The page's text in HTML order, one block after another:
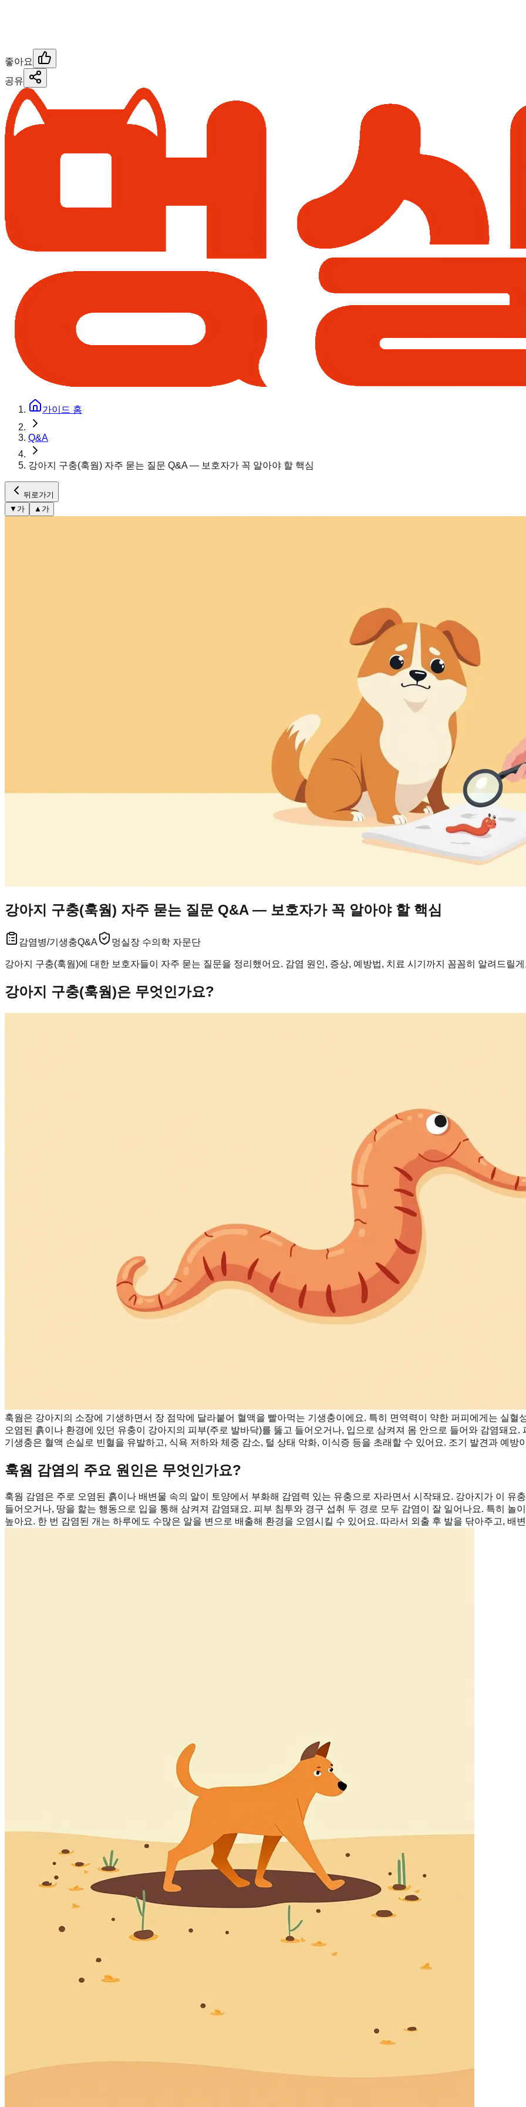
좋아요
공유
가이드 홈
Q&A
강아지 구충(훅웜) 자주 묻는 질문 Q&A — 보호자가 꼭 알아야 할 핵심
뒤로가기
▼ 가 ▲ 가
강아지 구충(훅웜) 자주 묻는 질문 Q&A — 보호자가 꼭 알아야 할 핵심
감염병/기생충Q&A 멍실장 수의학 자문단
강아지 구충(훅웜)에 대한 보호자들이 자주 묻는 질문을 정리했어요. 감염 원인, 증상, 예방법, 치료 시기까지 꼼꼼히 알려드릴
강아지 구충(훅웜)은 무엇인가요?
훅웜은 강아지의 소장에 기생하면서 장 점막에 달라붙어 혈액을 빨아먹는 기생충이에요. 특히 면역력이 약한 퍼피에게는 실
오염된 흙이나 환경에 있던 유충이 강아지의 피부(주로 발바닥)를 뚫고 들어오거나, 입으로 삼켜져 몸 안으로 들어와 감염돼요
기생충은 혈액 손실로 빈혈을 유발하고, 식욕 저하와 체중 감소, 털 상태 악화, 이식증 등을 초래할 수 있어요. 조기 발견과 예방
훅웜 감염의 주요 원인은 무엇인가요?
훅웜 감염은 주로 오염된 흙이나 배변물 속의 알이 토양에서 부화해 감염력 있는 유충으로 자라면서 시작돼요. 강아지가 이 유
들어오거나, 땅을 핥는 행동으로 입을 통해 삼켜져 감염돼요. 피부 침투와 경구 섭취 두 경로 모두 감염이 잘 일어나요. 특히 놀
높아요. 한 번 감염된 개는 하루에도 수많은 알을 변으로 배출해 환경을 오염시킬 수 있어요. 따라서 외출 후 발을 닦아주고, 배